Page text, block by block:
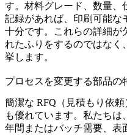
す。材料グレード、数量、
記録があれば、印刷可能な
十分です。これらの詳細が
れたふりをするのではなく
挙します。
プロセスを変更する部品の
簡潔な RFQ（見積もり依
も優れています。私たちは
年間またはバッチ需要、表